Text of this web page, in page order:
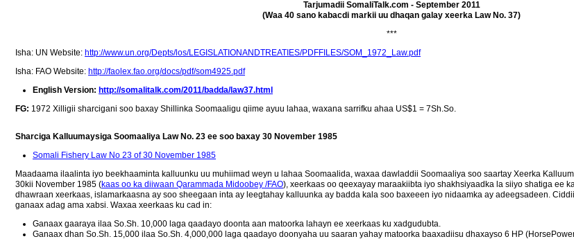
Tarjumadii SomaliTalk.com - September 2011
(Waa 40 sano kabacdi markii uu dhaqan galay xeerka Law No. 37)
***
Isha: UN Website: http://www.un.org/Depts/los/LEGISLATIONANDTREATIES/PDFFILES/SOM_1972_Law.pdf
Isha: FAO Website: http://faolex.fao.org/docs/pdf/som4925.pdf
English Version: http://somalitalk.com/2011/badda/law37.html
FG: 1972 Xilligii sharcigani soo baxay Shillinka Soomaaligu qiime ayuu lahaa, waxana sarrifku ahaa US$1 = 7Sh.So.
Sharciga Kalluumaysiga Soomaaliya Law No. 23 ee soo baxay 30 November 1985
Somali Fishery Law No 23 of 30 November 1985
Maadaama ilaalinta iyo beekhaaminta kalluunku uu muhiimad weyn u lahaa Soomaalida, waxaa dawladdii Soomaaliya soo saartay Xeerka
30kii November 1985 (kaas oo ka diiwaan Qarammada Midoobey /FAO), xeerkaas oo qeexayay maraakiibta iyo shakhsiyaadka la siiyo shatiga ee
dhawraan xeerkaas, islamarkaasna ay soo sheegaan inta ay leegtahay kalluunka ay badda kala soo baxeeen iyo nidaamka ay adeegsadeen.
ganaax adag ama xabsi. Waxaa xeerkaas ku cad in:
Ganaax gaaraya ilaa So.Sh. 10,000 laga qaadayo doonta aan matoorka lahayn ee xeerkaas ku xadgudubta.
Ganaax dhan So.Sh. 15,000 ilaa So.Sh. 4,000,000 laga qaadayo doonyaha uu saaran yahay matoorka baaxadiisu dhaxayso 6 HP